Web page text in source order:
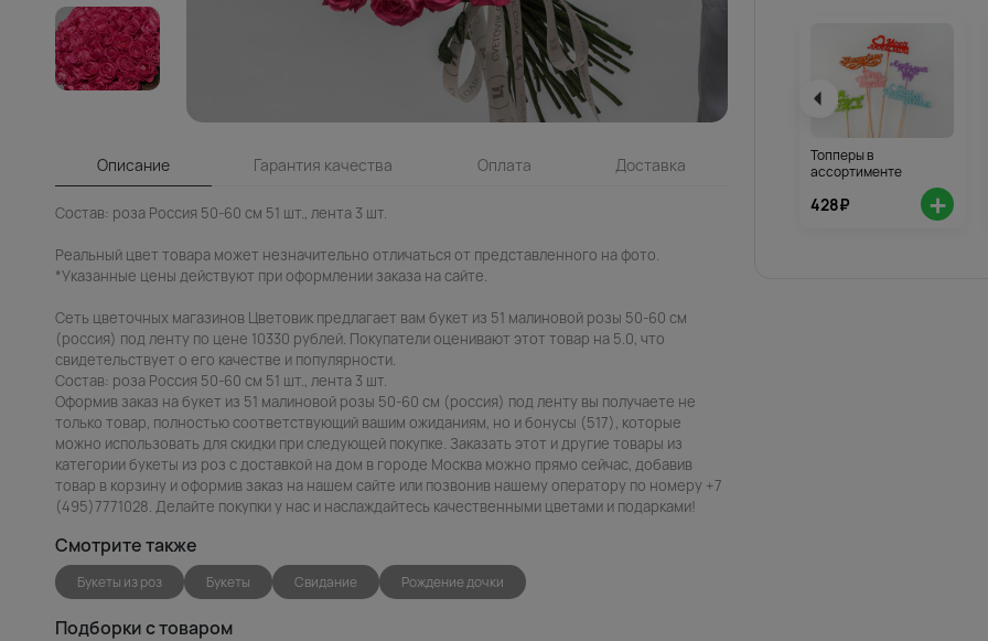
Описание Гарантия качества Оплата Доставка
Состав: роза Россия 50-60 см 51 шт., лента 3 шт.
Реальный цвет товара может незначительно отличаться от представленного на фото.
*Указанные цены действуют при оформлении заказа на сайте.
Сеть цветочных магазинов Цветовик предлагает вам букет из 51 малиновой розы 50-60 см
(россия) под ленту по цене 10330 рублей. Покупатели оценивают этот товар на 5.0, что
свидетельствует о его качестве и популярности.
Состав: роза Россия 50-60 см 51 шт., лента 3 шт.
Оформив заказ на букет из 51 малиновой розы 50-60 см (россия) под ленту вы получаете не
только товар, полностью соответствующий вашим ожиданиям, но и бонусы (517), которые
можно использовать для скидки при следующей покупке. Заказать этот и другие товары из
категории букеты из роз с доставкой на дом в городе Москва можно прямо сейчас, добавив
товар в корзину и оформив заказ на нашем сайте или позвонив нашему оператору по номеру +7
(495)7771028. Делайте покупки у нас и наслаждайтесь качественными цветами и подарками!
Топперы в
ассортименте
428₽ +
Смотрите также
Букеты из роз Букеты Свидание Рождение дочки
Подборки с товаром